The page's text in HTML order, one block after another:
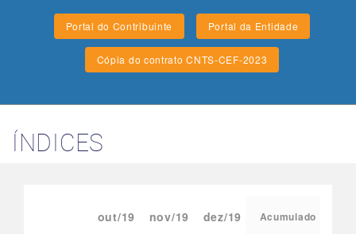
Portal do Contribuinte Portal da Entidade
Cópia do contrato CNTS-CEF-2023
ÍNDICES
out/19 nov/19 dez/19
Acumulado